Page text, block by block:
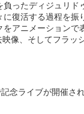
ったディジュリド
復活する過程を振
アニメーションで
像、そしてフラッ
念ライブが開催さ